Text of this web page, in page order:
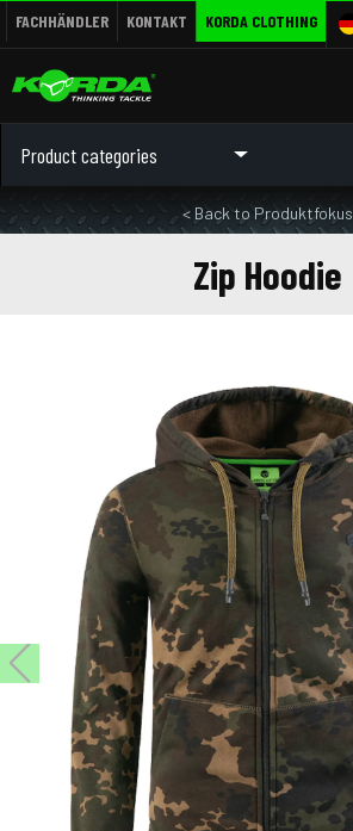
FACHHÄNDLER KONTAKT KORDA CLOTHING
Product categories
< Back to Produktfokus
Zip Hoodie